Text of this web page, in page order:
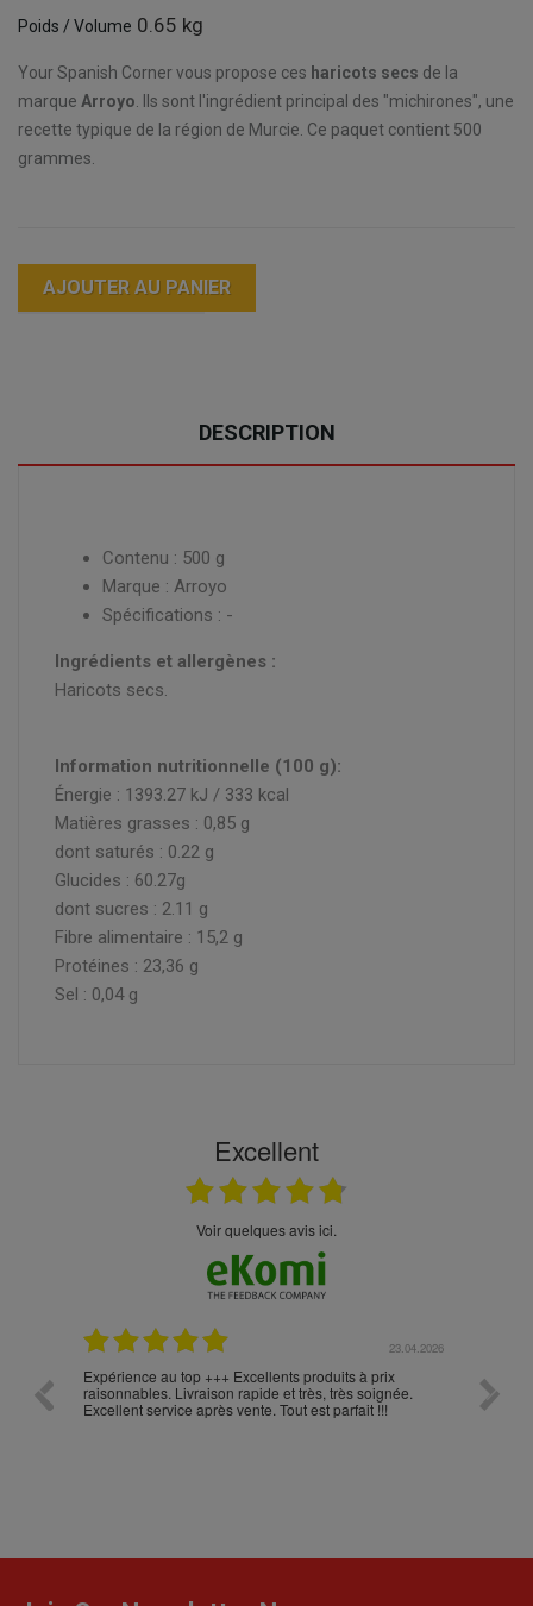
Poids / Volume 0.65 kg
Your Spanish Corner vous propose ces haricots secs de la
marque Arroyo . Ils sont l'ingrédient principal des "michirones", une
recette typique de la région de Murcie. Ce paquet contient 500
grammes.
AJOUTER AU PANIER
DESCRIPTION
Contenu : 500 g
Marque : Arroyo
Spécifications : -
Ingrédients et allergènes :
Haricots secs.
Information nutritionnelle (100 g):
Énergie : 1393.27 kJ / 333 kcal
Matières grasses : 0,85 g
dont saturés : 0.22 g
Glucides : 60.27g
dont sucres : 2.11 g
Fibre alimentaire : 15,2 g
Protéines : 23,36 g
Sel : 0,04 g
Excellent
Voir quelques avis ici.
23.04.2026
Expérience au top +++ Excellents produits à prix
raisonnables. Livraison rapide et très, très soignée.
Excellent service après vente. Tout est parfait !!!